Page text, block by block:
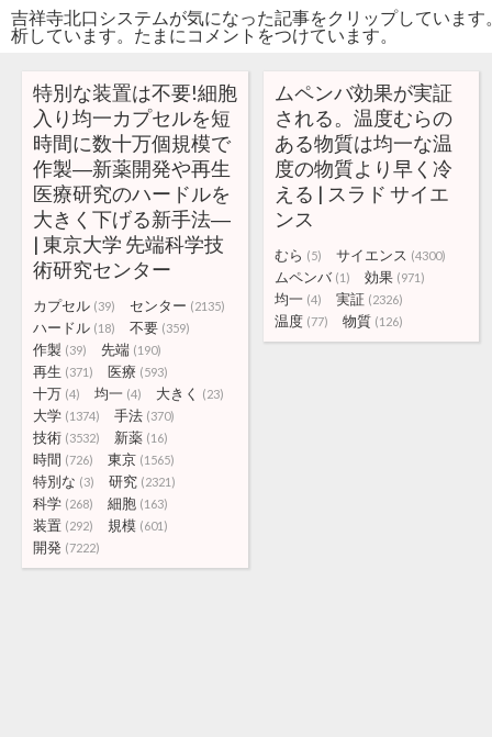
吉祥寺北口システムが気になった記事をクリップしていま
析しています。たまにコメントをつけています。
特別な装置は不要!細胞
入り均一カプセルを短
時間に数十万個規模で
作製―新薬開発や再生
医療研究のハードルを
大きく下げる新手法―
| 東京大学 先端科学技
術研究センター
カプセル (39) センター (2135)
ハードル (18) 不要 (359)
作製 (39) 先端 (190)
再生 (371) 医療 (593)
十万 (4) 均一 (4) 大きく (23)
大学 (1374) 手法 (370)
技術 (3532) 新薬 (16)
時間 (726) 東京 (1565)
特別な (3) 研究 (2321)
科学 (268) 細胞 (163)
装置 (292) 規模 (601)
開発 (7222)
ムペンバ効果が実証
される。温度むらの
ある物質は均一な温
度の物質より早く冷
える | スラド サイエ
ンス
むら (5) サイエンス (4300)
ムペンバ (1) 効果 (971)
均一 (4) 実証 (2326)
温度 (77) 物質 (126)